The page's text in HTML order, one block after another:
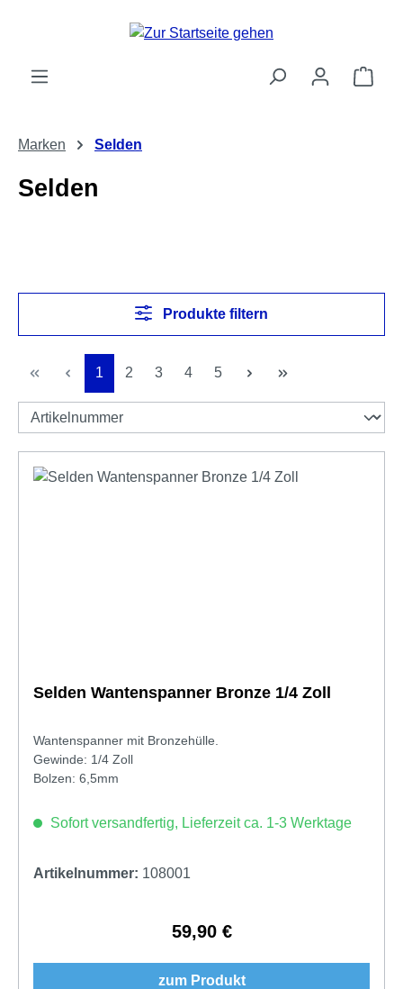
Zum Hauptinhalt springen
Marken Selden
Selden
Produkte filtern
Seite
1 Seite
2 Seite
3 Seite
4 Seite
5
Selden Wantenspanner Bronze 1/4 Zoll
Wantenspanner mit Bronzehülle.
Gewinde: 1/4 Zoll
Bolzen: 6,5mm
Sofort versandfertig, Lieferzeit ca. 1-3 Werktage
Artikelnummer: 108001
Regulärer Preis:
59,90 €
zum Produkt